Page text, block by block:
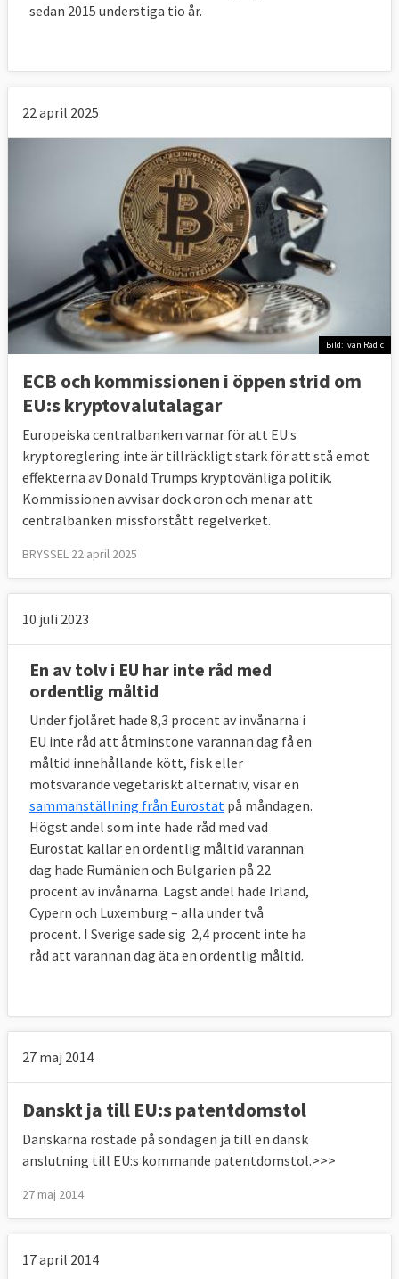
sedan 2015 understiga tio år.
22 april 2025
Bild: Ivan Radic
ECB och kommissionen i öppen strid om
EU:s kryptovalutalagar
Europeiska centralbanken varnar för att EU:s
kryptoreglering inte är tillräckligt stark för att stå emot
effekterna av Donald Trumps kryptovänliga politik.
Kommissionen avvisar dock oron och menar att
centralbanken missförstått regelverket.
BRYSSEL 22 april 2025
10 juli 2023
En av tolv i EU har inte råd med
ordentlig måltid
Under fjolåret hade 8,3 procent av invånarna i
EU inte råd att åtminstone varannan dag få en
måltid innehållande kött, fisk eller
motsvarande vegetariskt alternativ, visar en
sammanställning från Eurostat på måndagen.
Högst andel som inte hade råd med vad
Eurostat kallar en ordentlig måltid varannan
dag hade Rumänien och Bulgarien på 22
procent av invånarna. Lägst andel hade Irland,
Cypern och Luxemburg – alla under två
procent. I Sverige sade sig 2,4 procent inte ha
råd att varannan dag äta en ordentlig måltid.
27 maj 2014
Danskt ja till EU:s patentdomstol
Danskarna röstade på söndagen ja till en dansk
anslutning till EU:s kommande patentdomstol.>>>
27 maj 2014
17 april 2014